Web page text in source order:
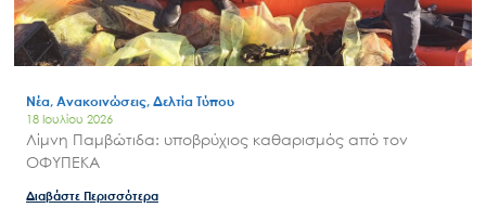
Νέα, Ανακοινώσεις, Δελτία Τύπου
18 Ιουλίου 2026
Λίμνη Παμβώτιδα: υποβρύχιος καθαρισμός από τον
ΟΦΥΠΕΚΑ
Διαβάστε Περισσότερα